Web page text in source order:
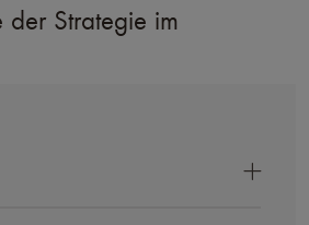
der Strategie im